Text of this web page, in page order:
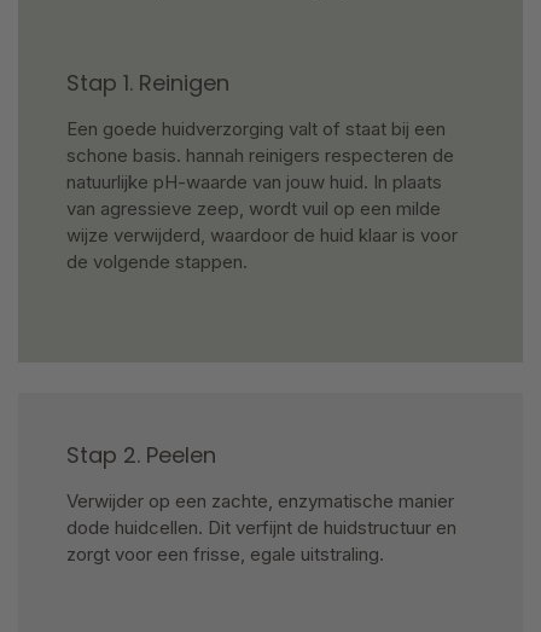
Stap 1. Reinigen
Een goede huidverzorging valt of staat bij een
schone basis. hannah reinigers respecteren de
natuurlijke pH-waarde van jouw huid. In plaats
van agressieve zeep, wordt vuil op een milde
wijze verwijderd, waardoor de huid klaar is voor
de volgende stappen.
Stap 2. Peelen
Verwijder op een zachte, enzymatische manier
dode huidcellen. Dit verfijnt de huidstructuur en
zorgt voor een frisse, egale uitstraling.